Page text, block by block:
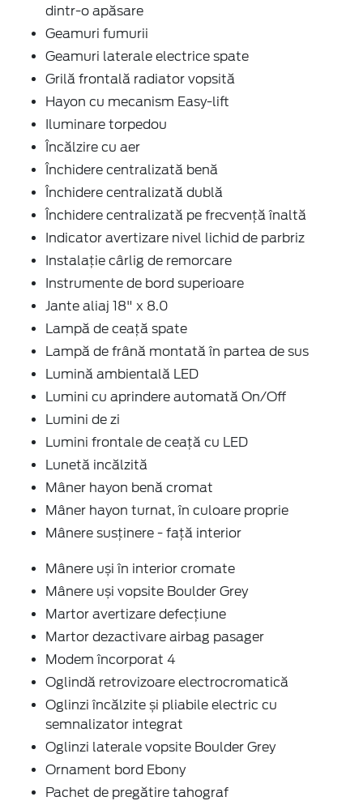
dintr-o apăsare
Geamuri fumurii
Geamuri laterale electrice spate
Grilă frontală radiator vopsită
Hayon cu mecanism Easy-lift
Iluminare torpedou
Încălzire cu aer
Închidere centralizată benă
Închidere centralizată dublă
Închidere centralizată pe frecvență înaltă
Indicator avertizare nivel lichid de parbriz
Instalație cârlig de remorcare
Instrumente de bord superioare
Jante aliaj 18" x 8.0
Lampă de ceață spate
Lampă de frână montată în partea de sus
Lumină ambientală LED
Lumini cu aprindere automată On/Off
Lumini de zi
Lumini frontale de ceață cu LED
Lunetă incălzită
Mâner hayon benă cromat
Mâner hayon turnat, în culoare proprie
Mânere susținere - față interior
Mânere uși în interior cromate
Mânere uși vopsite Boulder Grey
Martor avertizare defecțiune
Martor dezactivare airbag pasager
Modem încorporat 4
Oglindă retrovizoare electrocromatică
Oglinzi încălzite și pliabile electric cu
semnalizator integrat
Oglinzi laterale vopsite Boulder Grey
Ornament bord Ebony
Pachet de pregătire tahograf